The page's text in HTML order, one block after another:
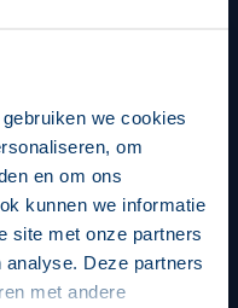
we cookies
om
en om ons
kunnen we informatie
site met onze partners
Deze partners
met andere